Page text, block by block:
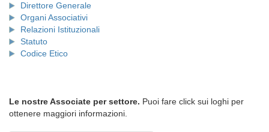
Direttore Generale
Organi Associativi
Relazioni Istituzionali
Statuto
Codice Etico
Le nostre Associate per settore. Puoi fare click sui loghi per
ottenere maggiori informazioni.